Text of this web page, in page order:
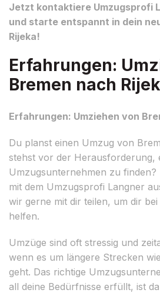
Jetzt kontaktiere Umzugsprofi
und starte entspannt in dein
Rijeka!
Erfahrungen:
Bremen nach
Erfahrungen: Umziehen von
Du planst einen Umzug von
stehst vor der Herausforderung,
Umzugsunternehmen zu
mit dem Umzugsprofi Langner
wir gerne mit dir teilen, um dir
helfen.
Umzüge sind oft stressig und
wenn es um längere Strecken
geht. Das richtige
all deine Bedürfnisse erfüllt, ist